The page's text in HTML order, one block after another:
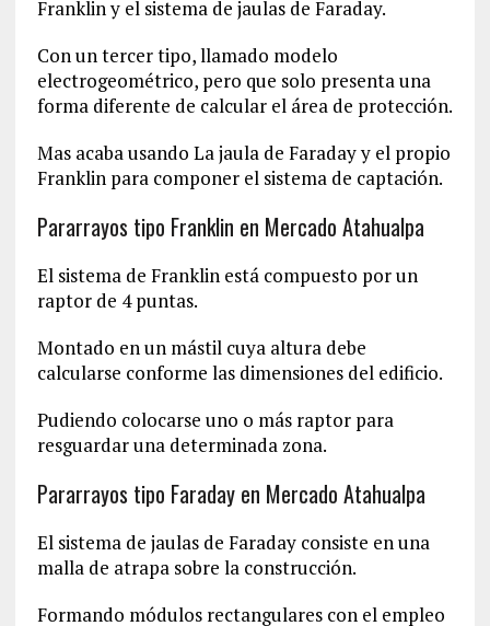
Franklin y el sistema de jaulas de Faraday.
Con un tercer tipo, llamado modelo
electrogeométrico, pero que solo presenta una
forma diferente de calcular el área de protección.
Mas acaba usando La jaula de Faraday y el propio
Franklin para componer el sistema de captación.
Pararrayos tipo Franklin en Mercado Atahualpa
El sistema de Franklin está compuesto por un
raptor de 4 puntas.
Montado en un mástil cuya altura debe
calcularse conforme las dimensiones del edificio.
Pudiendo colocarse uno o más raptor para
resguardar una determinada zona.
Pararrayos tipo Faraday en Mercado Atahualpa
El sistema de jaulas de Faraday consiste en una
malla de atrapa sobre la construcción.
Formando módulos rectangulares con el empleo